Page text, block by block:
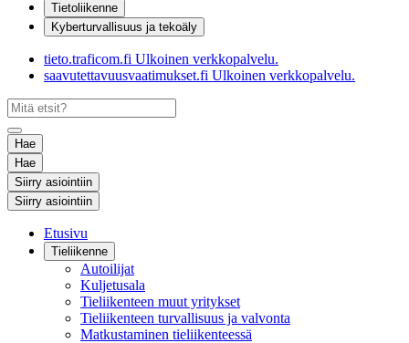
Tietoliikenne
Kyberturvallisuus ja tekoäly
tieto.traficom.fi Ulkoinen verkkopalvelu.
saavutettavuusvaatimukset.fi Ulkoinen verkkopalvelu.
Hae
Hae
Siirry asiointiin
Siirry asiointiin
Etusivu
Tieliikenne
Autoilijat
Kuljetusala
Tieliikenteen muut yritykset
Tieliikenteen turvallisuus ja valvonta
Matkustaminen tieliikenteessä